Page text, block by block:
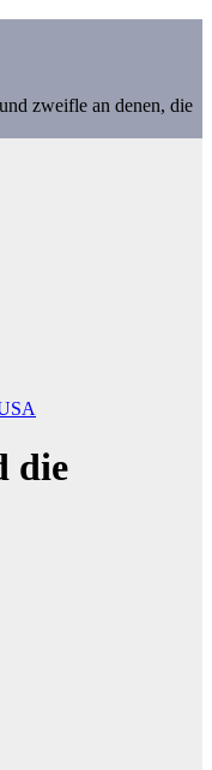
zweifle an denen, die
die